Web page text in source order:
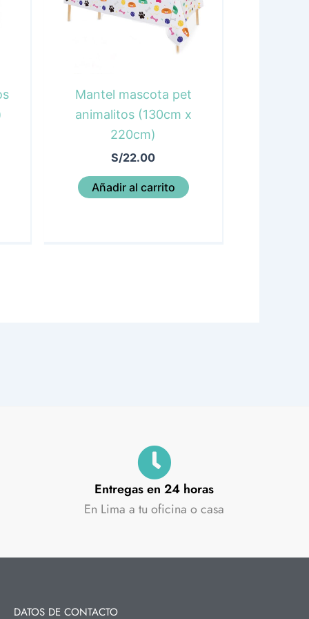
Mantel mascota pet
animalitos (130cm x
220cm)
S/22.00
Añadir al carrito
Entregas en 24 horas
En Lima a tu oficina o casa
DATOS DE CONTACTO